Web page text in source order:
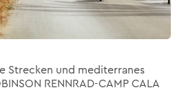
Strecken und mediterranes
RENNRAD-CAMP CALA